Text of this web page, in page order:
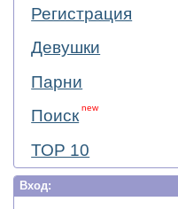
Регистрация
Девушки
Парни
Поиск new
ТОР 10
Вход: